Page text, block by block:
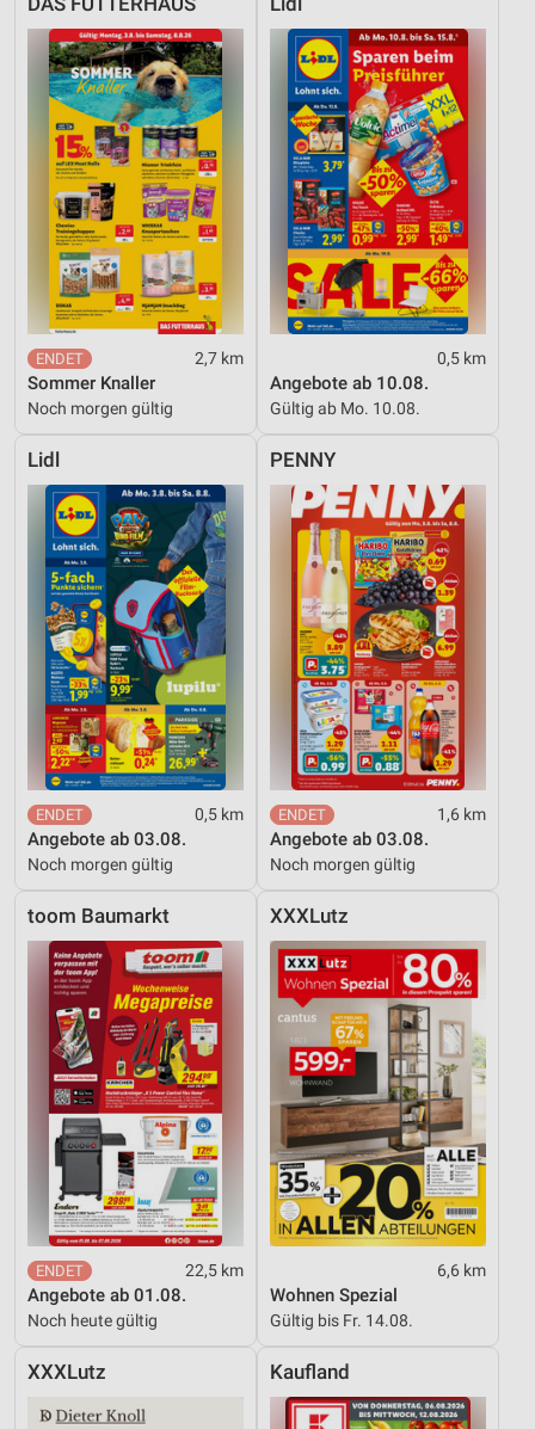
2,7 km
Sommer Knaller
Noch morgen gültig
0,5 km
Angebote ab 10.08.
Gültig ab Mo. 10.08.
Lidl
0,5 km
Angebote ab 03.08.
Noch morgen gültig
PENNY
1,6 km
Angebote ab 03.08.
Noch morgen gültig
toom Baumarkt
22,5 km
Angebote ab 01.08.
Noch heute gültig
XXXLutz
6,6 km
Wohnen Spezial
Gültig bis Fr. 14.08.
XXXLutz Kaufland